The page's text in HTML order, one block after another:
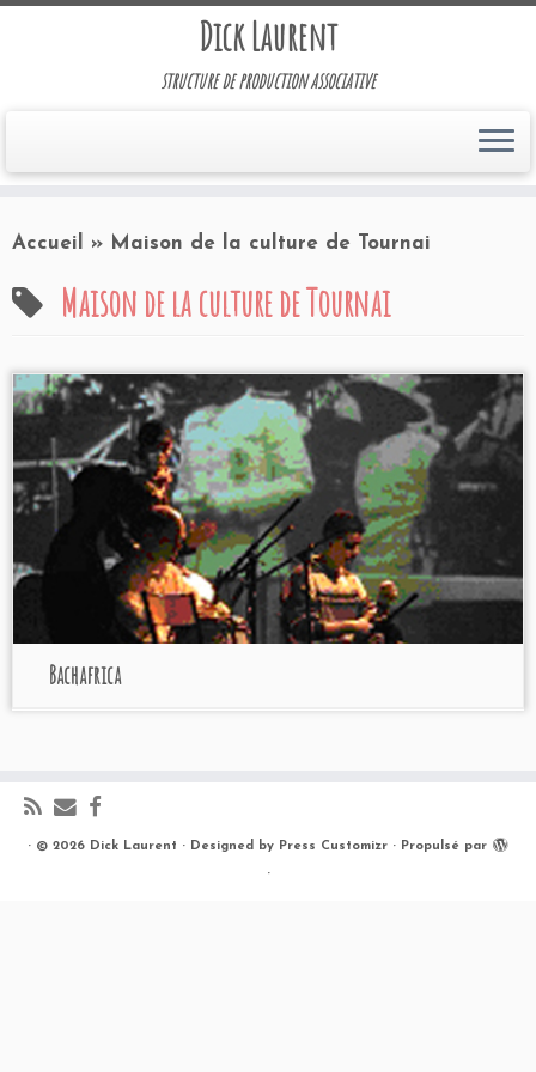
Dick Laurent
structure de production associative
Accueil » Maison de la culture de Tournai
Maison de la culture de Tournai
Bachafrica
· © 2026 Dick Laurent · Designed by Press Customizr · Propulsé par
·